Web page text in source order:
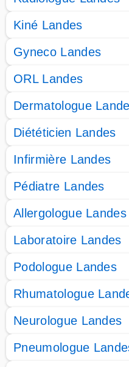
Kiné Landes
Gyneco Landes
ORL Landes
Dermatologue
Diététicien Landes
Infirmière Landes
Pédiatre Landes
Allergologue Landes
Laboratoire Landes
Podologue Landes
Rhumatologue
Neurologue Landes
Pneumologue